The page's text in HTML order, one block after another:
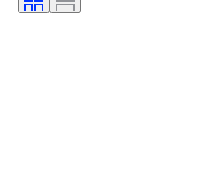
原创作品／复制品